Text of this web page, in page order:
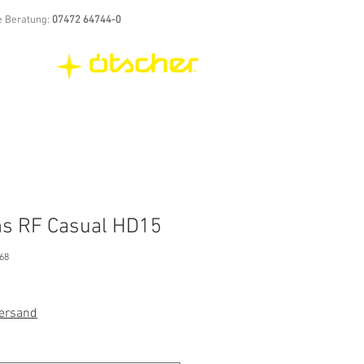
Beratung: 07472 64744-0
RF Casual HD15